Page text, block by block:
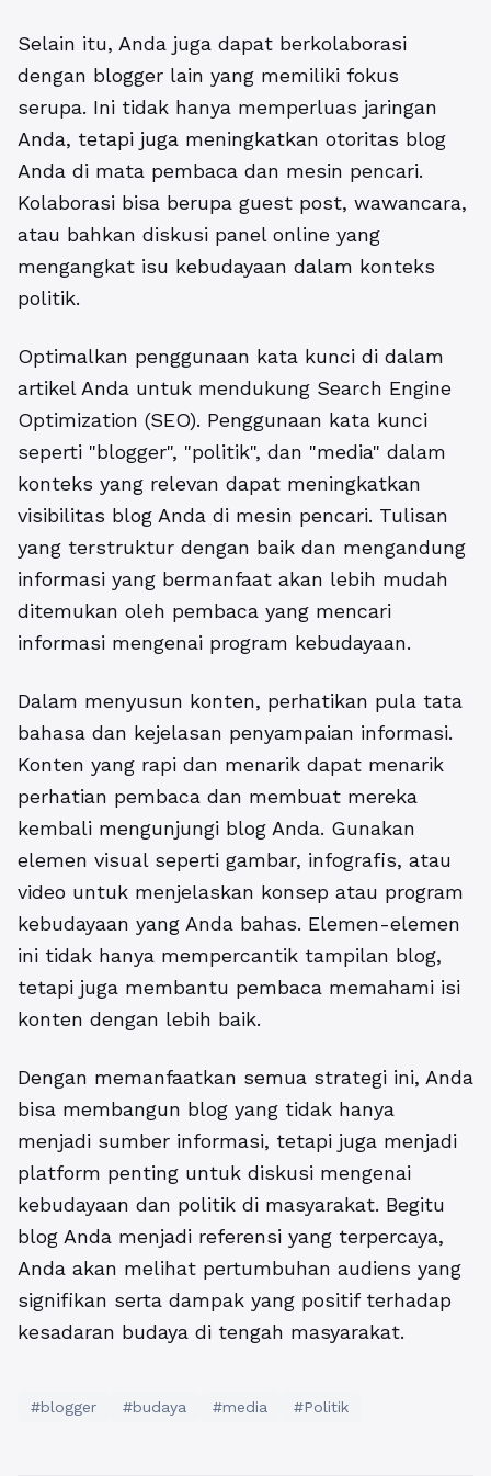
Selain itu, Anda juga dapat berkolaborasi
dengan blogger lain yang memiliki fokus
serupa. Ini tidak hanya memperluas jaringan
Anda, tetapi juga meningkatkan otoritas blog
Anda di mata pembaca dan mesin pencari.
Kolaborasi bisa berupa guest post, wawancara,
atau bahkan diskusi panel online yang
mengangkat isu kebudayaan dalam konteks
politik.
Optimalkan penggunaan kata kunci di dalam
artikel Anda untuk mendukung Search Engine
Optimization (SEO). Penggunaan kata kunci
seperti "blogger", "politik", dan "media" dalam
konteks yang relevan dapat meningkatkan
visibilitas blog Anda di mesin pencari. Tulisan
yang terstruktur dengan baik dan mengandung
informasi yang bermanfaat akan lebih mudah
ditemukan oleh pembaca yang mencari
informasi mengenai program kebudayaan.
Dalam menyusun konten, perhatikan pula tata
bahasa dan kejelasan penyampaian informasi.
Konten yang rapi dan menarik dapat menarik
perhatian pembaca dan membuat mereka
kembali mengunjungi blog Anda. Gunakan
elemen visual seperti gambar, infografis, atau
video untuk menjelaskan konsep atau program
kebudayaan yang Anda bahas. Elemen-elemen
ini tidak hanya mempercantik tampilan blog,
tetapi juga membantu pembaca memahami isi
konten dengan lebih baik.
Dengan memanfaatkan semua strategi ini, Anda
bisa membangun blog yang tidak hanya
menjadi sumber informasi, tetapi juga menjadi
platform penting untuk diskusi mengenai
kebudayaan dan politik di masyarakat. Begitu
blog Anda menjadi referensi yang terpercaya,
Anda akan melihat pertumbuhan audiens yang
signifikan serta dampak yang positif terhadap
kesadaran budaya di tengah masyarakat.
#blogger #budaya #media #Politik